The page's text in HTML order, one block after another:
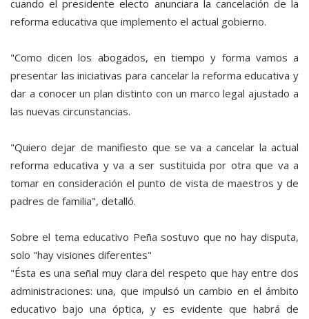
cuando el presidente electo anunciara la cancelación de la
reforma educativa que implemento el actual gobierno.
"Como dicen los abogados, en tiempo y forma vamos a
presentar las iniciativas para cancelar la reforma educativa y
dar a conocer un plan distinto con un marco legal ajustado a
las nuevas circunstancias.
"Quiero dejar de manifiesto que se va a cancelar la actual
reforma educativa y va a ser sustituida por otra que va a
tomar en consideración el punto de vista de maestros y de
padres de familia", detalló.
Sobre el tema educativo Peña sostuvo que no hay disputa,
solo "hay visiones diferentes"
"Ésta es una señal muy clara del respeto que hay entre dos
administraciones: una, que impulsó un cambio en el ámbito
educativo bajo una óptica, y es evidente que habrá de